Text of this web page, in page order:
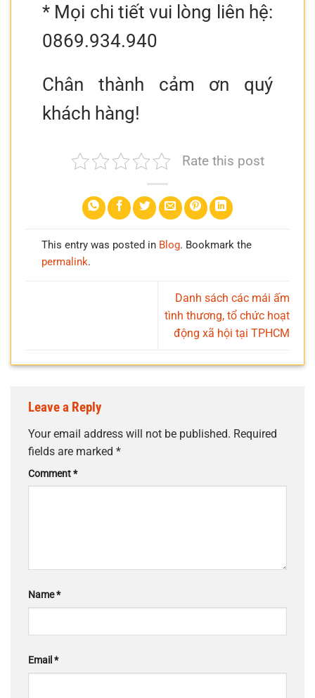
* Mọi chi tiết vui lòng liên hệ:
0869.934.940
Chân thành cảm ơn quý
khách hàng!
Rate this post
This entry was posted in Blog. Bookmark the
permalink.
Danh sách các mái ấm
tình thương, tổ chức hoạt
động xã hội tại TPHCM
Leave a Reply
Your email address will not be published. Required
fields are marked *
Comment*
Name*
Email *